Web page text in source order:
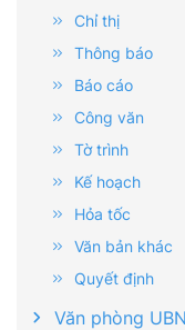
Chỉ thị
Thông báo
Báo cáo
Công văn
Tờ trình
Kế hoạch
Hỏa tốc
Văn bản khác
Quyết định
Văn phòng